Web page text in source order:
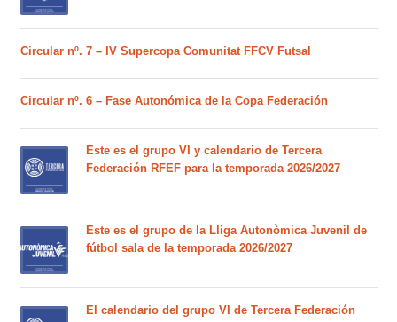
Circular nº. 7 – IV Supercopa Comunitat FFCV Futsal
Circular nº. 6 – Fase Autonómica de la Copa Federación
Este es el grupo VI y calendario de Tercera
Federación RFEF para la temporada 2026/2027
Este es el grupo de la Lliga Autonòmica Juvenil de
fútbol sala de la temporada 2026/2027
El calendario del grupo VI de Tercera Federación